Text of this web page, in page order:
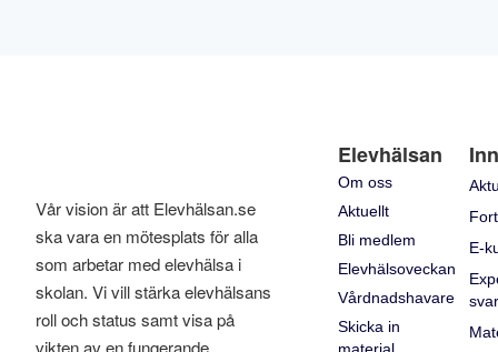
Vår vision är att Elevhälsan.se
ska vara en mötesplats för alla
som arbetar med elevhälsa i
skolan. Vi vill stärka elevhälsans
roll och status samt visa på
vikten av en fungerande
Elevhälsan
Om oss
Aktuellt
Bli medlem
Elevhälsoveckan
Vårdnadshavare
Skicka in
material
E-